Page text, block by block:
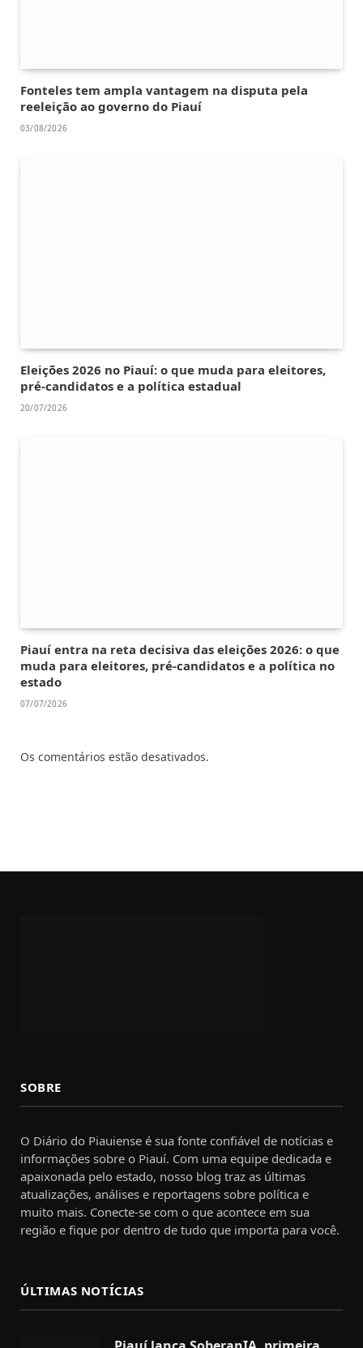
Fonteles tem ampla vantagem na disputa pela
reeleição ao governo do Piauí
03/08/2026
Eleições 2026 no Piauí: o que muda para eleitores,
pré-candidatos e a política estadual
20/07/2026
Piauí entra na reta decisiva das eleições 2026: o que
muda para eleitores, pré-candidatos e a política no
estado
07/07/2026
Os comentários estão desativados.
SOBRE
O Diário do Piauiense é sua fonte confiável de notícias e
informações sobre o Piauí. Com uma equipe dedicada e
apaixonada pelo estado, nosso blog traz as últimas
atualizações, análises e reportagens sobre política e
muito mais. Conecte-se com o que acontece em sua
região e fique por dentro de tudo que importa para você.
ÚLTIMAS NOTÍCIAS